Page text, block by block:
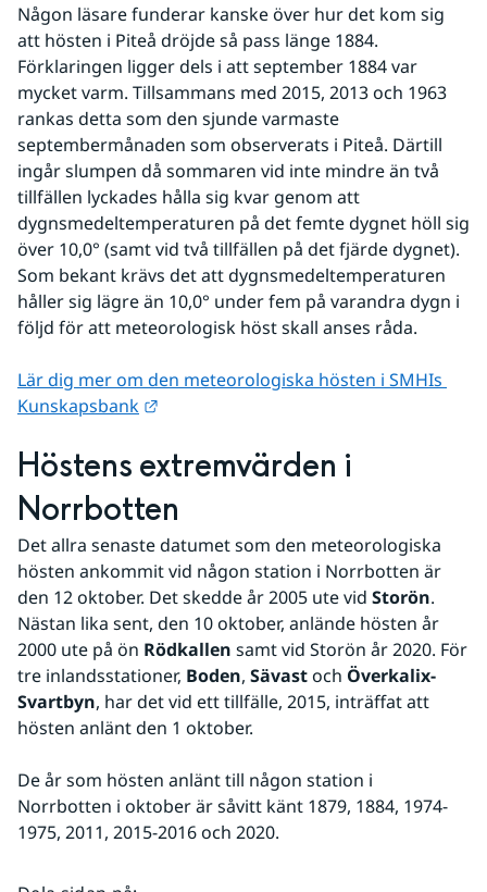
Någon läsare funderar kanske över hur det kom sig
att hösten i Piteå dröjde så pass länge 1884.
Förklaringen ligger dels i att september 1884 var
mycket varm. Tillsammans med 2015, 2013 och 1963
rankas detta som den sjunde varmaste
septembermånaden som observerats i Piteå. Därtill
ingår slumpen då sommaren vid inte mindre än två
tillfällen lyckades hålla sig kvar genom att
dygnsmedeltemperaturen på det femte dygnet höll sig
över 10,0° (samt vid två tillfällen på det fjärde dygnet).
Som bekant krävs det att dygnsmedeltemperaturen
håller sig lägre än 10,0° under fem på varandra dygn i
följd för att meteorologisk höst skall anses råda.
Lär dig mer om den meteorologiska hösten i SMHIs
Kunskapsbank
Höstens extremvärden i
Norrbotten
Det allra senaste datumet som den meteorologiska
hösten ankommit vid någon station i Norrbotten är
den 12 oktober. Det skedde år 2005 ute vid Storön.
Nästan lika sent, den 10 oktober, anlände hösten år
2000 ute på ön Rödkallen samt vid Storön år 2020. För
tre inlandsstationer, Boden, Sävast och Överkalix-
Svartbyn, har det vid ett tillfälle, 2015, inträffat att
hösten anlänt den 1 oktober.
De år som hösten anlänt till någon station i
Norrbotten i oktober är såvitt känt 1879, 1884, 1974-
1975, 2011, 2015-2016 och 2020.